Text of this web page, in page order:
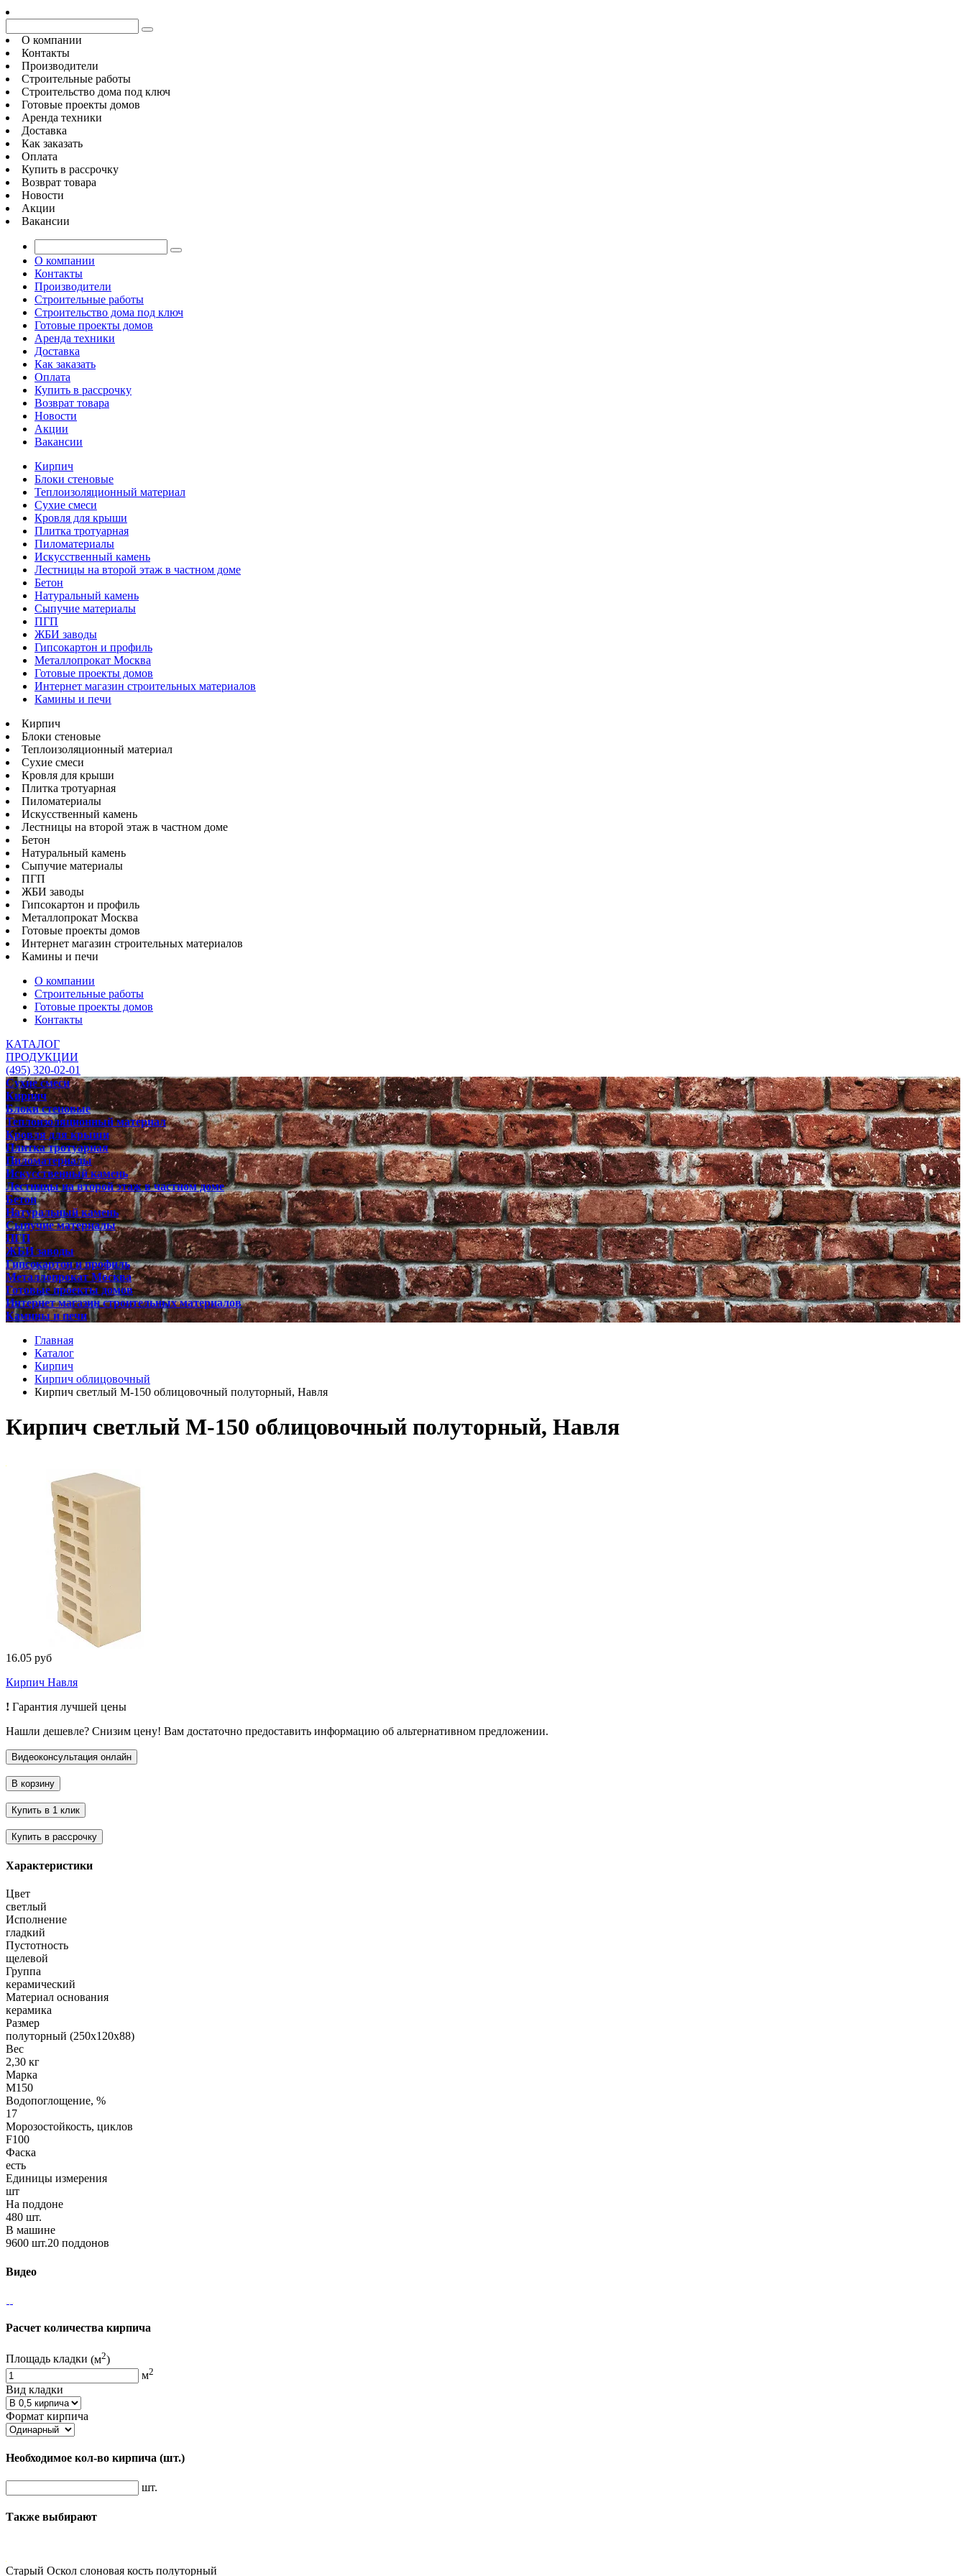
О компании
Контакты
Производители
Строительные работы
Строительство дома под ключ
Готовые проекты домов
Аренда техники
Доставка
Как заказать
Оплата
Купить в рассрочку
Возврат товара
Новости
Акции
Вакансии
О компании
Контакты
Производители
Строительные работы
Строительство дома под ключ
Готовые проекты домов
Аренда техники
Доставка
Как заказать
Оплата
Купить в рассрочку
Возврат товара
Новости
Акции
Вакансии
Кирпич
Блоки стеновые
Теплоизоляционный материал
Сухие смеси
Кровля для крыши
Плитка тротуарная
Пиломатериалы
Искусственный камень
Лестницы на второй этаж в частном доме
Бетон
Натуральный камень
Сыпучие материалы
ПГП
ЖБИ заводы
Гипсокартон и профиль
Металлопрокат Москва
Готовые проекты домов
Интернет магазин строительных материалов
Камины и печи
Кирпич
Блоки стеновые
Теплоизоляционный материал
Сухие смеси
Кровля для крыши
Плитка тротуарная
Пиломатериалы
Искусственный камень
Лестницы на второй этаж в частном доме
Бетон
Натуральный камень
Сыпучие материалы
ПГП
ЖБИ заводы
Гипсокартон и профиль
Металлопрокат Москва
Готовые проекты домов
Интернет магазин строительных материалов
Камины и печи
О компании
Строительные работы
Готовые проекты домов
Контакты
КАТАЛОГ
ПРОДУКЦИИ
(495) 320-02-01
Сухие смеси
Кирпич
Блоки стеновые
Теплоизоляционный материал
Кровля для крыши
Плитка тротуарная
Пиломатериалы
Искусственный камень
Лестницы на второй этаж в частном доме
Бетон
Натуральный камень
Сыпучие материалы
ПГП
ЖБИ заводы
Гипсокартон и профиль
Металлопрокат Москва
Готовые проекты домов
Интернет магазин строительных материалов
Камины и печи
Главная
Каталог
Кирпич
Кирпич облицовочный
Кирпич светлый М-150 облицовочный полуторный, Навля
Кирпич светлый М-150 облицовочный полуторный, Навля
16.05 руб
Кирпич Навля
! Гарантия лучшей цены
Нашли дешевле? Снизим цену! Вам достаточно предоставить информацию об альтернативном предложении.
Характеристики
Цвет
светлый
Исполнение
гладкий
Пустотность
щелевой
Группа
керамический
Материал основания
керамика
Размер
полуторный (250х120х88)
Вес
2,30 кг
Марка
М150
Водопоглощение, %
17
Морозостойкость, циклов
F100
Фаска
есть
Единицы измерения
шт
На поддоне
480 шт.
В машине
9600 шт.20 поддонов
Видео
Расчет количества кирпича
Площадь кладки (м2)
м2
Вид кладки
Формат кирпича
Необходимое кол-во кирпича (шт.)
шт.
Также выбирают
Старый Оскол слоновая кость полуторный